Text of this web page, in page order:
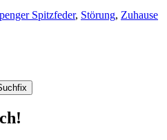
Spitzfeder, Störung, Zuhause